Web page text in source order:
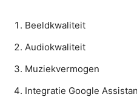
Beeldkwaliteit
Audiokwaliteit
Muziekvermogen
Integratie Google